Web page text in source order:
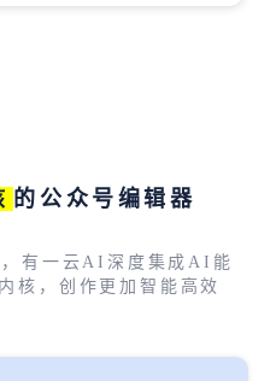
的公众号编辑器
有一云AI深度集成AI能
核，创作更加智能高效